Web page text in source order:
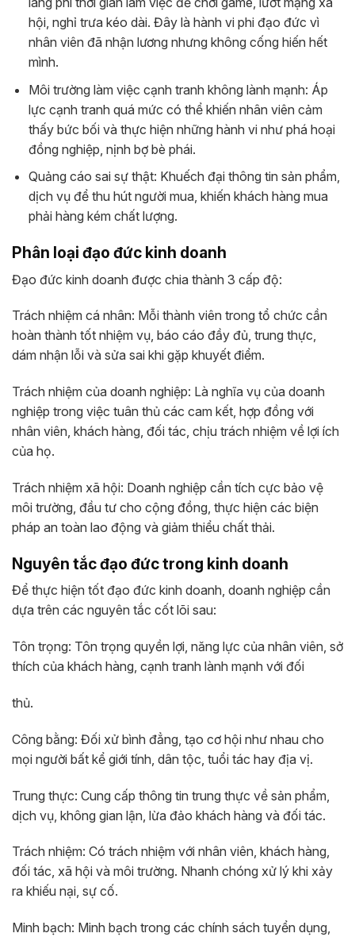
hội, nghỉ trưa kéo dài. Đây là hành vi phi đạo đức vì
nhân viên đã nhận lương nhưng không cống hiến hết
mình.
Môi trường làm việc cạnh tranh không lành mạnh: Áp
lực cạnh tranh quá mức có thể khiến nhân viên cảm
thấy bức bối và thực hiện những hành vi như phá hoại
đồng nghiệp, nịnh bợ bè phái.
Quảng cáo sai sự thật: Khuếch đại thông tin sản phẩm,
dịch vụ để thu hút người mua, khiến khách hàng mua
phải hàng kém chất lượng.
Phân loại đạo đức kinh doanh
Đạo đức kinh doanh được chia thành 3 cấp độ:
Trách nhiệm cá nhân: Mỗi thành viên trong tổ chức cần
hoàn thành tốt nhiệm vụ, báo cáo đầy đủ, trung thực,
dám nhận lỗi và sửa sai khi gặp khuyết điểm.
Trách nhiệm của doanh nghiệp: Là nghĩa vụ của doanh
nghiệp trong việc tuân thủ các cam kết, hợp đồng với
nhân viên, khách hàng, đối tác, chịu trách nhiệm về lợi ích
của họ.
Trách nhiệm xã hội: Doanh nghiệp cần tích cực bảo vệ
môi trường, đầu tư cho cộng đồng, thực hiện các biện
pháp an toàn lao động và giảm thiểu chất thải.
Nguyên tắc đạo đức trong kinh doanh
Để thực hiện tốt đạo đức kinh doanh, doanh nghiệp cần
dựa trên các nguyên tắc cốt lõi sau:
Tôn trọng: Tôn trọng quyền lợi, năng lực của nhân viên, sở
thích của khách hàng, cạnh tranh lành mạnh với đối
thủ.
Công bằng: Đối xử bình đẳng, tạo cơ hội như nhau cho
mọi người bất kể giới tính, dân tộc, tuổi tác hay địa vị.
Trung thực: Cung cấp thông tin trung thực về sản phẩm,
dịch vụ, không gian lận, lừa đảo khách hàng và đối tác.
Trách nhiệm: Có trách nhiệm với nhân viên, khách hàng,
đối tác, xã hội và môi trường. Nhanh chóng xử lý khi xảy
ra khiếu nại, sự cố.
Minh bạch: Minh bạch trong các chính sách tuyển dụng,